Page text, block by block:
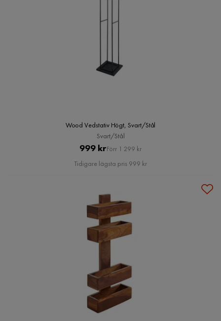
Wood Vedstativ Högt, Svart/Stål
Svart/Stål
Pris
999 kr Original
Pris
Förr 1 299 kr
Tidigare lägsta pris 999 kr